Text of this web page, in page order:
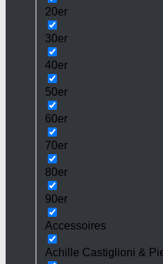
20er
30er
40er
50er
60er
70er
80er
90er
Accessoires
Achille Castiglioni &